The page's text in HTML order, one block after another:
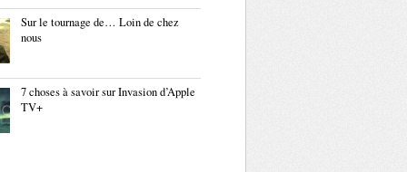
Sur le tournage de… Loin de chez
nous
7 choses à savoir sur Invasion d’Apple
TV+